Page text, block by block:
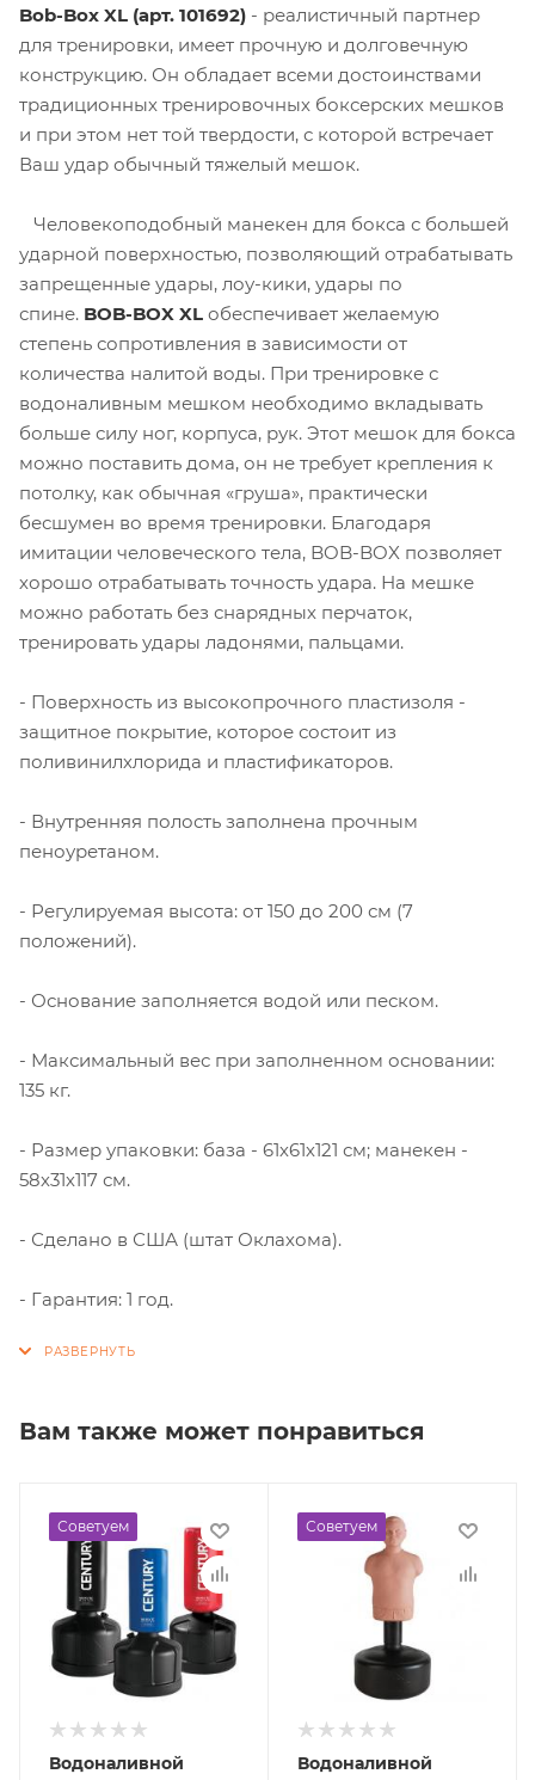
Bob-Box XL (арт. 101692) - реалистичный партнер
для тренировки, имеет прочную и долговечную
конструкцию. Он обладает всеми достоинствами
традиционных тренировочных боксерских мешков
и при этом нет той твердости, с которой встречает
Ваш удар обычный тяжелый мешок.
Человекоподобный манекен для бокса с большей
ударной поверхностью, позволяющий отрабатывать
запрещенные удары, лоу-кики, удары по
спине. BOB-BOX XL обеспечивает желаемую
степень сопротивления в зависимости от
количества налитой воды. При тренировке с
водоналивным мешком необходимо вкладывать
больше силу ног, корпуса, рук. Этот мешок для бокса
можно поставить дома, он не требует крепления к
потолку, как обычная «груша», практически
бесшумен во время тренировки. Благодаря
имитации человеческого тела, BOB-BOX позволяет
хорошо отрабатывать точность удара. На мешке
можно работать без снарядных перчаток,
тренировать удары ладонями, пальцами.
- Поверхность из высокопрочного пластизоля -
защитное покрытие, которое состоит из
поливинилхлорида и пластификаторов.
- Внутренняя полость заполнена прочным
пеноуретаном.
- Регулируемая высота: от 150 до 200 см (7
положений).
- Основание заполняется водой или песком.
- Максимальный вес при заполненном основании:
135 кг.
- Размер упаковки: база - 61х61х121 см; манекен -
58х31х117 см.
- Сделано в США (штат Оклахома).
- Гарантия: 1 год.
Вам также может понравиться
Советуем
Водоналивной
Советуем
Водоналивной